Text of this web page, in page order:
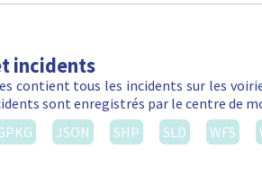
incidents
contient tous les incidents sur les
sont enregistrés par le centre de
JSON SHP SLD WFS